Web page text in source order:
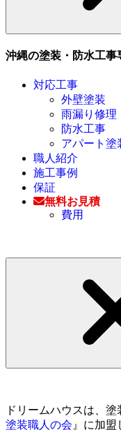
沖縄の塗装・防水工
対応工事
外壁塗装
雨漏り修理
防水工事
アパート塗
職人紹介
施工事例
保証
無料お見積
費用
ドリームハウスは、
塗装職人の会 』に加盟